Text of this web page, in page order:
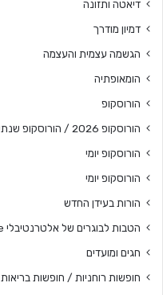
דיאטה ותזונה
דמיון מודרך
הגשמה עצמית והעצמה
הומאופתיה
הורוסקופ
הורוסקופ 2026 / הורוסקופ שנתי 2026
הורוסקופ יומי
הורוסקופ יומי
הורות בעידן החדש
הטבות לבוגרים של אלטרנטיבלי College
חגים ומועדים
חופשות רוחניות / חופשות בריאות